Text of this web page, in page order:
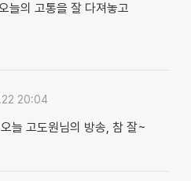
늘의 고통을 잘 다져놓고
20:04
늘 고도원님의 방송, 참 잘~